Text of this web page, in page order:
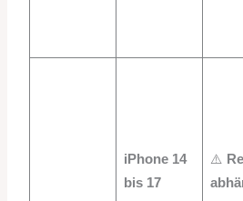
iPhone 14
bis 17
⚠️